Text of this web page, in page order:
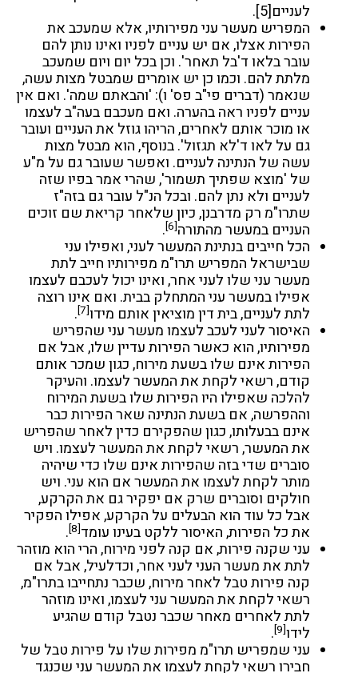
לעניים[5]
.
המפריש מעשר עני מפירותיו, אלא שמעכב את
הפירות אצלו, אם יש עניים לפניו ואינו נותן להם
עובר בלאו ד'בל תאחר'. וכן בכל יום ויום שמעכב
מלתת להם. וכמו כן יש אומרים שמבטל מצות עשה,
שנאמר (דברים פי"ב פס' ו): 'והבאתם שמה'. ואם אין
עניים לפניו ראה בהערה. ואם מעכבם בעה"ב לעצמו
או מוכר אותם לאחרים, הריהו גוזל את העניים ועובר
גם על לאו ד'לא תגזול'. בנוסף, הוא מבטל מצות
עשה של הנתינה לעניים. ואפשר שעובר גם על מ"ע
של 'מוצא שפתיך תשמור', שהרי אמר בפיו שזה
לעניים ולא נתן להם. ובכל הנ"ל עובר גם בזה"ז
שתרו"מ רק מדרבנן, כיון שלאחר קריאת שם זוכים
העניים במעשר מהתורה[6]
.
הכל חייבים בנתינת המעשר לעני, ואפילו עני
שבישראל המפריש תרו"מ מפירותיו חייב לתת
מעשר עני שלו לעני אחר, ואינו יכול לעכבם לעצמו
אפילו במעשר עני המתחלק בבית. ואם אינו רוצה
לתת לעניים, בית דין מוציאין אותם מידו[7]
.
האיסור לעני לעכב לעצמו מעשר עני שהפריש
מפירותיו, הוא כאשר הפירות עדיין שלו, אבל אם
הפירות אינם שלו בשעת מירוח, כגון שמכר אותם
קודם, רשאי לקחת את המעשר לעצמו. והעיקר
להלכה שאפילו היו הפירות שלו בשעת המירוח
וההפרשה, אם בשעת הנתינה שאר הפירות כבר
אינם בבעלותו, כגון שהפקירם כדין לאחר שהפריש
את המעשר, רשאי לקחת את המעשר לעצמו. ויש
סוברים שדי בזה שהפירות אינם שלו כדי שיהיה
מותר לקחת לעצמו את המעשר אם הוא עני. ויש
חולקים וסוברים שרק אם יפקיר גם את הקרקע,
אבל כל עוד הוא הבעלים על הקרקע, אפילו הפקיר
את כל הפירות, האיסור ללקט בעינו עומד[8]
.
עני שקנה פירות, אם קנה לפני מירוח, הרי הוא מוזהר
לתת את מעשר העני לעני אחר, וכדלעיל, אבל אם
קנה פירות טבל לאחר מירוח, שכבר נתחייבו בתרו"מ,
רשאי לקחת את המעשר עני לעצמו, ואינו מוזהר
לתת לאחרים מאחר שכבר נטבל קודם שהגיע
לידו[9]
.
עני שמפריש תרו"מ מפירות שלו על פירות טבל של
חבירו רשאי לקחת לעצמו את המעשר עני שכנגד